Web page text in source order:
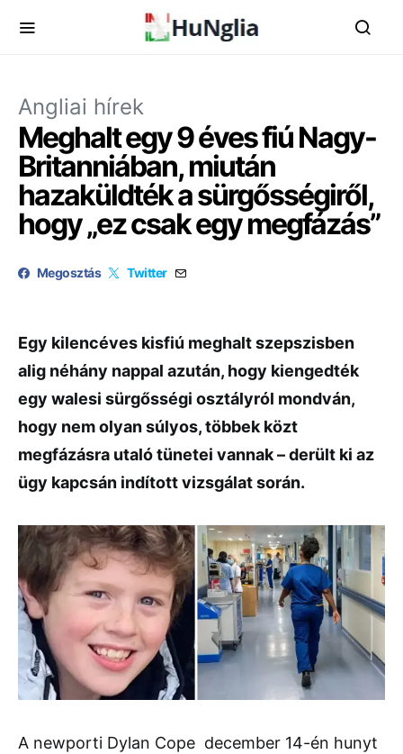
Angliai hírek
Meghalt egy 9 éves fiú Nagy-
Britanniában, miután
hazaküldték a sürgősségiről,
hogy „ez csak egy megfázás”
Megosztás Twitter
Egy kilencéves kisfiú meghalt szepszisben
alig néhány nappal azután, hogy kiengedték
egy walesi sürgősségi osztályról mondván,
hogy nem olyan súlyos, többek közt
megfázásra utaló tünetei vannak – derült ki az
ügy kapcsán indított vizsgálat során.
A newporti Dylan Cope december 14-én hunyt